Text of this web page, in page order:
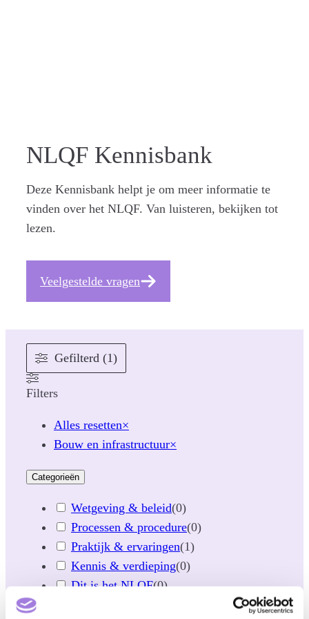
NLQF Kennisbank
Deze Kennisbank helpt je om meer informatie te
vinden over het NLQF. Van luisteren, bekijken tot
lezen.
Veelgestelde vragen
Gefilterd (1)
Filters
Alles resetten×
Bouw en infrastructuur×
Categorieën
Wetgeving & beleid(0)
Processen & procedure(0)
Praktijk & ervaringen(1)
Kennis & verdieping(0)
Dit is het NLQF(0)